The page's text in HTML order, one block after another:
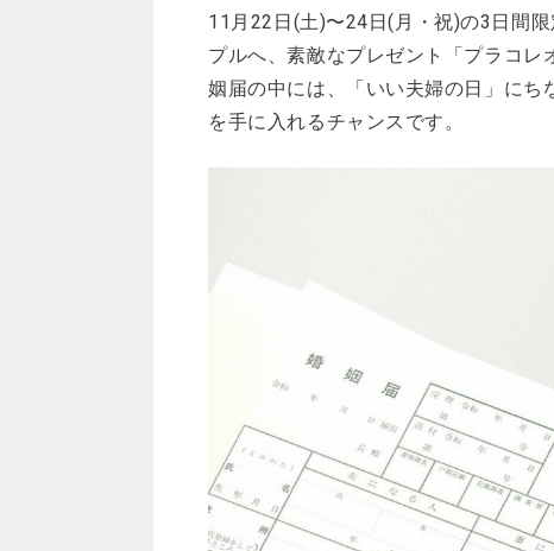
11月22日(土)〜24日(月・祝)の3日間
プルへ、素敵なプレゼント「プラコ
姻届の中には、「いい夫婦の日」にち
を手に入れるチャンスです。